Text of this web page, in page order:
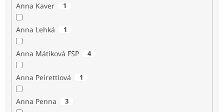
Anna Kaver 1
Anna Lehká 1
Anna Mátiková FSP 4
Anna Peirettiová 1
Anna Penna 3